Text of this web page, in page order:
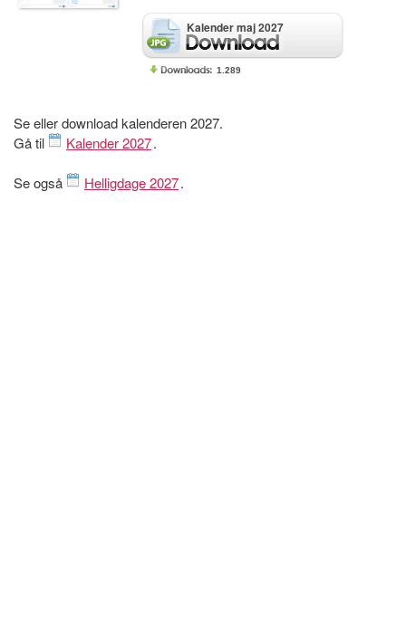
Kalender maj 2027
1.289
Se eller download kalenderen 2027.
Gå til
Kalender 2027.
Se også Helligdage 2027.